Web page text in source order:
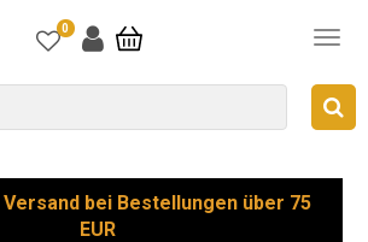
0
bei Bestellungen über 75
EUR